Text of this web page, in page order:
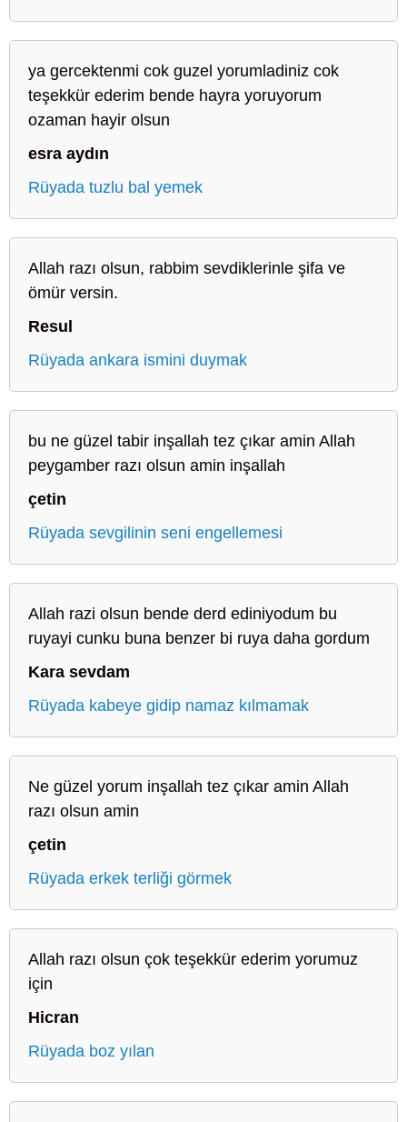
ya gercektenmi cok guzel yorumladiniz cok
teşekkür ederim bende hayra yoruyorum
ozaman hayir olsun
esra aydın
Rüyada tuzlu bal yemek
Allah razı olsun, rabbim sevdiklerinle şifa ve
ömür versin.
Resul
Rüyada ankara ismini duymak
bu ne güzel tabir inşallah tez çıkar amin Allah
peygamber razı olsun amin inşallah
çetin
Rüyada sevgilinin seni engellemesi
Allah razi olsun bende derd ediniyodum bu
ruyayi cunku buna benzer bi ruya daha gordum
Kara sevdam
Rüyada kabeye gidip namaz kılmamak
Ne güzel yorum inşallah tez çıkar amin Allah
razı olsun amin
çetin
Rüyada erkek terliği görmek
Allah razı olsun çok teşekkür ederim yorumuz
için
Hicran
Rüyada boz yılan